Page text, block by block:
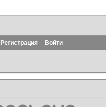
Регистрация Войти